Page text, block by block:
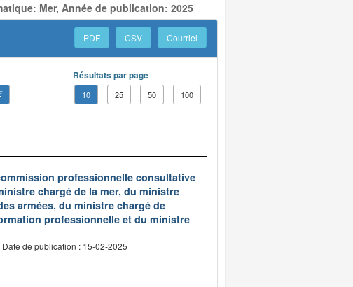
Mer, Année de publication: 2025
PDF CSV Courriel
Résultats par page
10 25 50 100
professionnelle consultative
chargé de la mer, du ministre
armées, du ministre chargé de
professionnelle et du ministre
Date de publication : 15-02-2025